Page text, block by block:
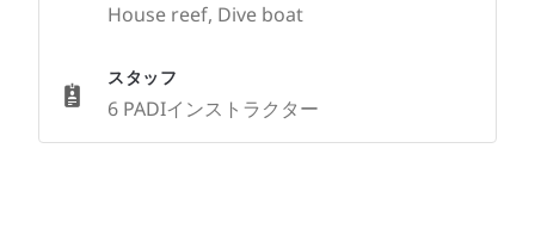
House reef, Dive boat
スタッフ
6 PADIインストラクター